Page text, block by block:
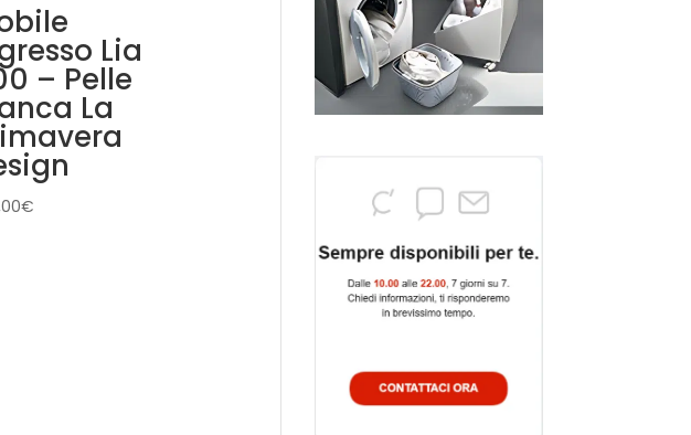
Lia
– Pelle
La
€